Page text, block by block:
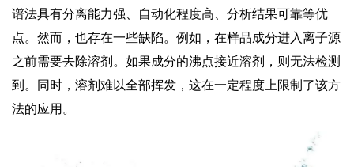
谱法具有分离能力强、自动化程度高、分析结果可靠等优
点。然而，也存在一些缺陷。例如，在样品成分进入离子源
之前需要去除溶剂。如果成分的沸点接近溶剂，则无法检测
到。同时，溶剂难以全部挥发，这在一定程度上限制了该方
法的应用。